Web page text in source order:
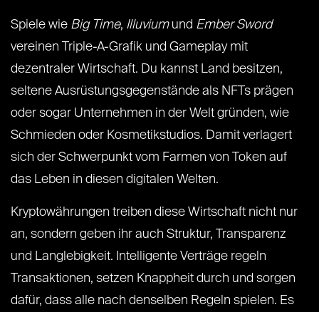
Spiele wie Big Time, Illuviumund Ember Sword
vereinen Triple-A-Grafik und Gameplay mit
dezentraler Wirtschaft. Du kannst Land besitzen,
seltene Ausrüstungsgegenstände als NFTs prägen
oder sogar Unternehmen in der Welt gründen, wie
Schmieden oder Kosmetikstudios. Damit verlagert
sich der Schwerpunkt vom Farmen von Token auf
das Leben in diesen digitalen Welten.
Kryptowährungen treiben diese Wirtschaft nicht nur
an, sondern geben ihr auch Struktur, Transparenz
und Langlebigkeit. Intelligente Verträge regeln
Transaktionen, setzen Knappheit durch und sorgen
dafür, dass alle nach denselben Regeln spielen. Es